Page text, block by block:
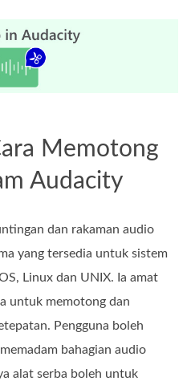
Memotong
Audacity
dan rakaman audio
yang tersedia untuk sistem
Linux dan UNIX. Ia amat
untuk memotong dan
Pengguna boleh
bahagian audio
alat serba boleh untuk